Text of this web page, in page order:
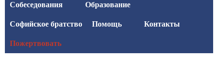
к
Собеседования Образование
Софийское братство Помощь Контакты
Пожертвовать